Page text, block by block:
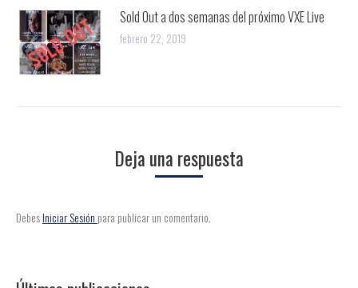
Sold Out a dos semanas del próximo VXE Live
febrero 22, 2019
Deja una respuesta
DebesIniciar Sesión para publicar un comentario.